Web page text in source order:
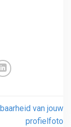
van jouw
profielfoto